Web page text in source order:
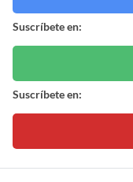
Suscríbete en:
Suscríbete en: